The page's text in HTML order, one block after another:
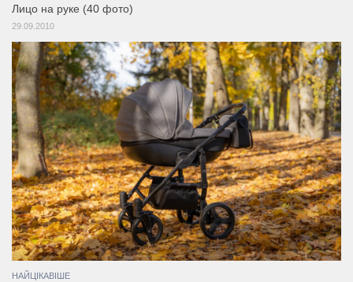
Лицо на руке (40 фото)
29.09.2010
НАЙЦІКАВІШЕ